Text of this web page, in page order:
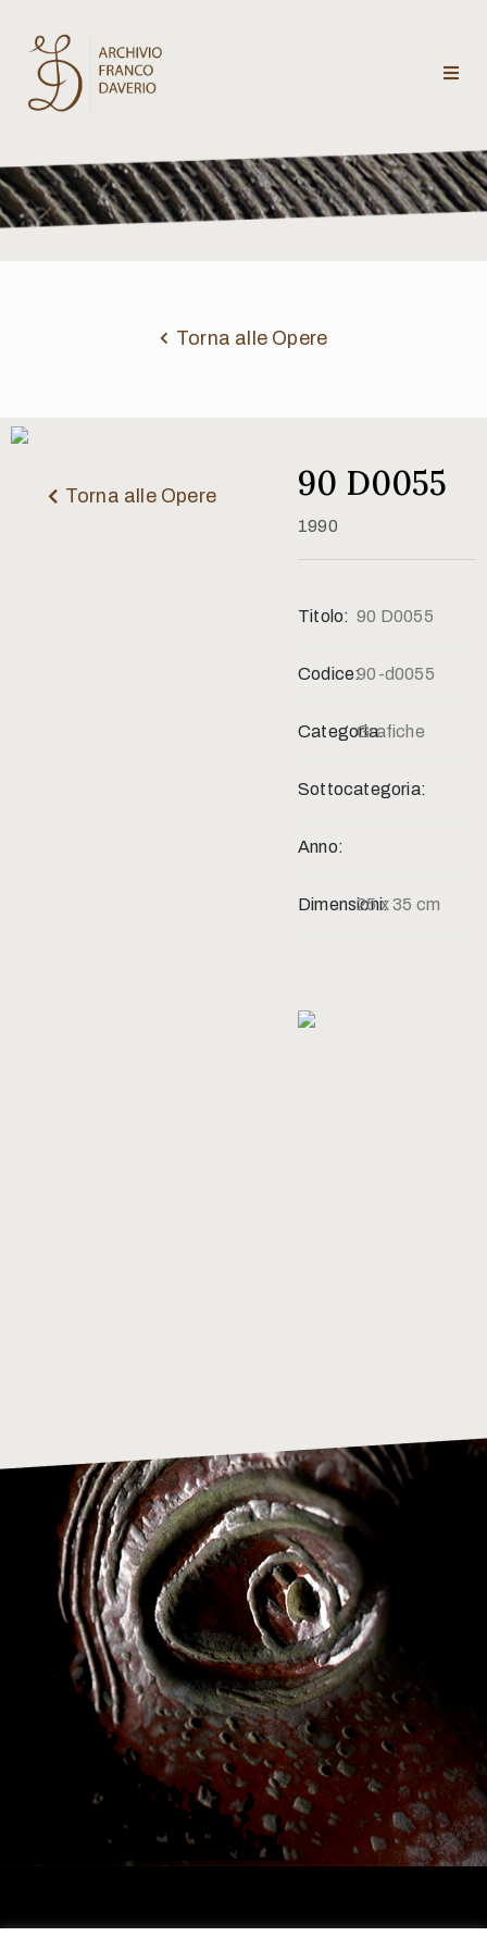
Archivio
Franco
Daverio
critici
Contatti
Torna alle Opere
Torna alle Opere 90 D0055
1990
Titolo: 90 D0055
Codice:90-d0055
Categoria:Grafiche
Sottocategoria:
Anno:
Dimensioni:25 x 35 cm